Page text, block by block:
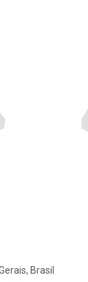
Brasil